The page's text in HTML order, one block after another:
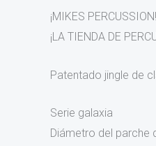
¡MIKES PERCUSSION!
¡LA TIENDA DE
Patentado jingle de
Serie galaxia
Diámetro del parche